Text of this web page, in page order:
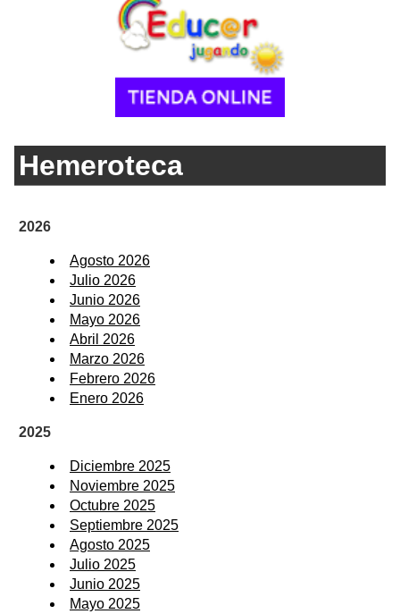
Hemeroteca
2026
Agosto 2026
Julio 2026
Junio 2026
Mayo 2026
Abril 2026
Marzo 2026
Febrero 2026
Enero 2026
2025
Diciembre 2025
Noviembre 2025
Octubre 2025
Septiembre 2025
Agosto 2025
Julio 2025
Junio 2025
Mayo 2025